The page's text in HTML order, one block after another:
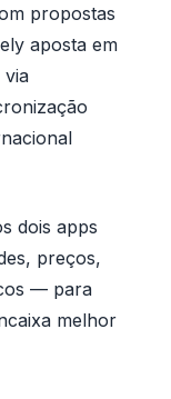
propostas
aposta em
via
dois apps
preços,
— para
melhor